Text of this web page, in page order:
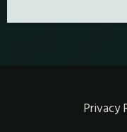
Privacy